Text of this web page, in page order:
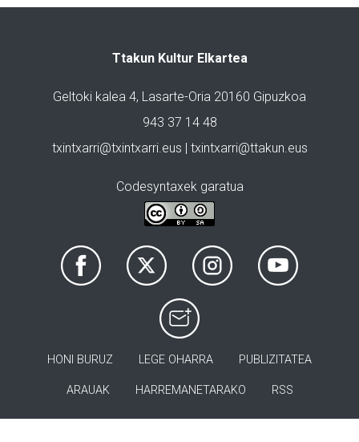
Ttakun Kultur Elkartea
Geltoki kalea 4, Lasarte-Oria 20160 Gipuzkoa
943 37 14 48
txintxarri@txintxarri.eus | txintxarri@ttakun.eus
Codesyntaxek garatua
HONI BURUZ LEGE OHARRA PUBLIZITATEA
ARAUAK HARREMANETARAKO RSS